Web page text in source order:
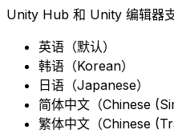
Unity Hub 和 Unity 编辑器支
英语（默认）
韩语（Korean）
日语（Japanese）
简体中文（Chinese
繁体中文（Chinese